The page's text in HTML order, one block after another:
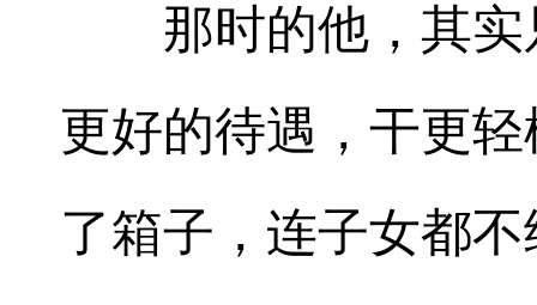
那时的他，其实
更好的待遇，干更
了箱子，连子女都